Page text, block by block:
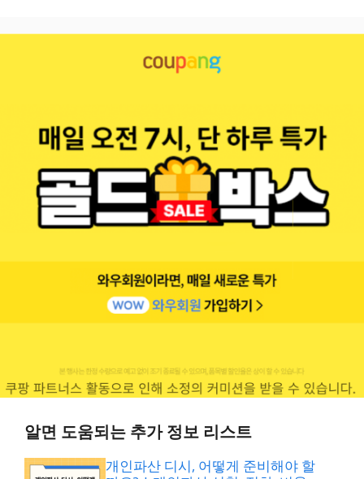
알면 도움되는 추가 정보 리스트
개인파산 디시, 어떻게 준비해야 할